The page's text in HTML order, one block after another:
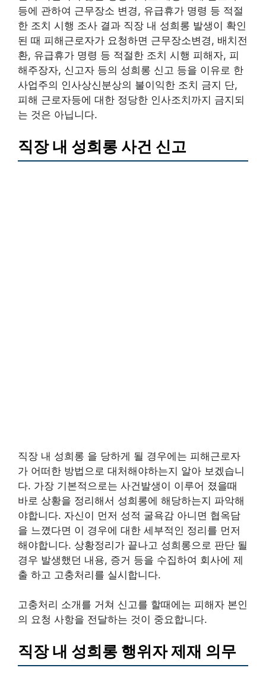
등에 관하여 근무장소 변경, 유급휴가 명령 등 적절
한 조치 시행 조사 결과 직장 내 성희롱 발생이 확인
된 때 피해근로자가 요청하면 근무장소변경, 배치전
환, 유급휴가 명령 등 적절한 조치 시행 피해자, 피
해주장자, 신고자 등의 성희롱 신고 등을 이유로 한
사업주의 인사상신분상의 불이익한 조치 금지 단,
피해 근로자등에 대한 정당한 인사조치까지 금지되
는 것은 아닙니다.
직장 내 성희롱 사건 신고
직장 내 성희롱 을 당하게 될 경우에는 피해근로자
가 어떠한 방법으로 대처해야하는지 알아 보겠습니
다. 가장 기본적으로는 사건발생이 이루어 졌을때
바로 상황을 정리해서 성희롱에 해당하는지 파악해
야합니다. 자신이 먼저 성적 굴욕감 아니면 협옥담
을 느꼈다면 이 경우에 대한 세부적인 정리를 먼저
해야합니다. 상황정리가 끝나고 성희롱으로 판단 될
경우 발생했던 내용, 증거 등을 수집하여 회사에 제
출 하고 고충처리를 실시합니다.
고충처리 소개를 거쳐 신고를 할때에는 피해자 본인
의 요청 사항을 전달하는 것이 중요합니다.
직장 내 성희롱 행위자 제재 의무